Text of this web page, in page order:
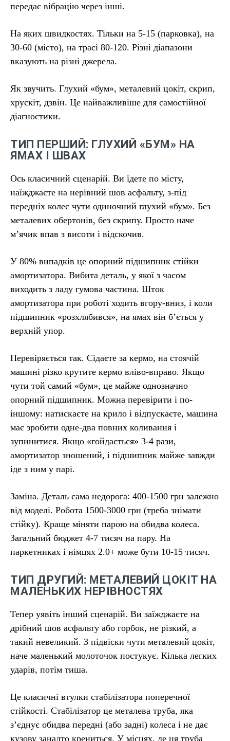
передає вібрацію через інші.
На яких швидкостях. Тільки на 5-15 (парковка), на
30-60 (місто), на трасі 80-120. Різні діапазони
вказують на різні джерела.
Як звучить. Глухий «бум», металевий цокіт, скрип,
хрускіт, дзвін. Це найважливіше для самостійної
діагностики.
ТИП ПЕРШИЙ: ГЛУХИЙ «БУМ» НА
ЯМАХ І ШВАХ
Ось класичний сценарій. Ви їдете по місту,
наїжджаєте на нерівний шов асфальту, з-під
передніх колес чути одиночний глухий «бум». Без
металевих обертонів, без скрипу. Просто наче
м’ячик впав з висоти і відскочив.
У 80% випадків це опорний підшипник стійки
амортизатора. Вибита деталь, у якої з часом
виходить з ладу гумова частина. Шток
амортизатора при роботі ходить вгору-вниз, і коли
підшипник «розхлябився», на ямах він б’ється у
верхній упор.
Перевіряється так. Сідаєте за кермо, на стоячій
машині різко крутите кермо вліво-вправо. Якщо
чути той самий «бум», це майже однозначно
опорний підшипник. Можна перевірити і по-
іншому: натискаєте на крило і відпускаєте, машина
має зробити одне-два повних коливання і
зупинитися. Якщо «гойдається» 3-4 рази,
амортизатор зношений, і підшипник майже завжди
іде з ним у парі.
Заміна. Деталь сама недорога: 400-1500 грн залежно
від моделі. Робота 1500-3000 грн (треба знімати
стійку). Краще міняти парою на обидва колеса.
Загальний бюджет 4-7 тисяч на пару. На
паркетниках і німцях 2.0+ може бути 10-15 тисяч.
ТИП ДРУГИЙ: МЕТАЛЕВИЙ ЦОКІТ НА
МАЛЕНЬКИХ НЕРІВНОСТЯХ
Тепер уявіть інший сценарій. Ви заїжджаєте на
дрібний шов асфальту або горбок, не різкий, а
такий невеликий. З підвіски чути металевий цокіт,
наче маленький молоточок постукує. Кілька легких
ударів, потім тиша.
Це класичні втулки стабілізатора поперечної
стійкості. Стабілізатор це металева труба, яка
з’єднує обидва передні (або задні) колеса і не дає
кузову занадто крениться. У місцях, де ця труба